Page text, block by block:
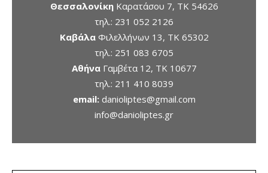
ΘεσσαλονίκηΚαρατάσου 7, TK 54626
τηλ.: 231 052 2126
ΚαβάλαΦιλελλήνων 13, ΤΚ 65302
τηλ.: 251 083 6705
ΑθήναΓαμβέτα 12, ΤΚ 10677
τηλ.: 211 410 8039
email: danioliptes@gmail.com
info@danioliptes.gr